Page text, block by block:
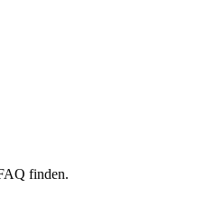
finden.